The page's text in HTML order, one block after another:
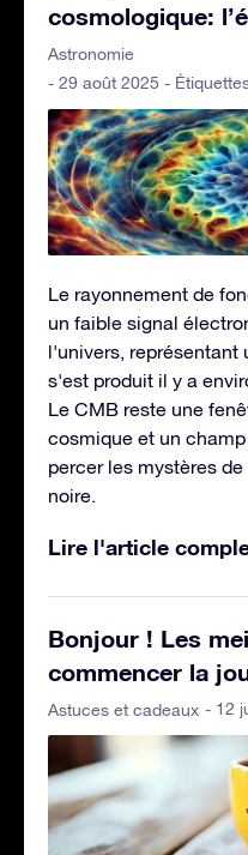
cosmologique:
Astronomie
- 29 août 2025 -
Le rayonnement de
un faible signal
l'univers, représentant
s'est produit il y a
Le CMB reste une
cosmique et un
percer les mystères
noire.
Lire l'article
Bonjour ! Les
commencer la
Astuces et cadeaux - 12